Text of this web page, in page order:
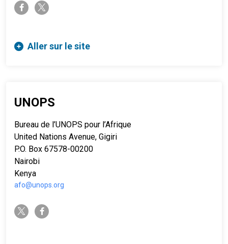
facebook-ftwitter-x
Aller sur le site
UNOPS
Bureau de l’UNOPS pour l’Afrique
United Nations Avenue, Gigiri
P.O. Box 67578-00200
Nairobi
Kenya
afo@unops.org
twitter-x facebook-f